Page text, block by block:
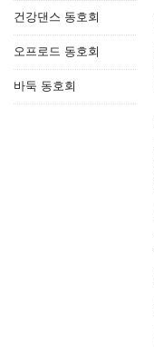
건강댄스 동호회
오프로드 동호회
바둑 동호회